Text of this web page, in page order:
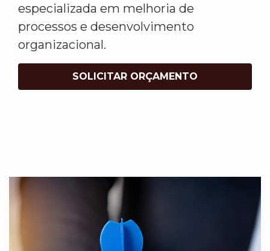
especializada em melhoria de
processos e desenvolvimento
organizacional.
SOLICITAR ORÇAMENTO